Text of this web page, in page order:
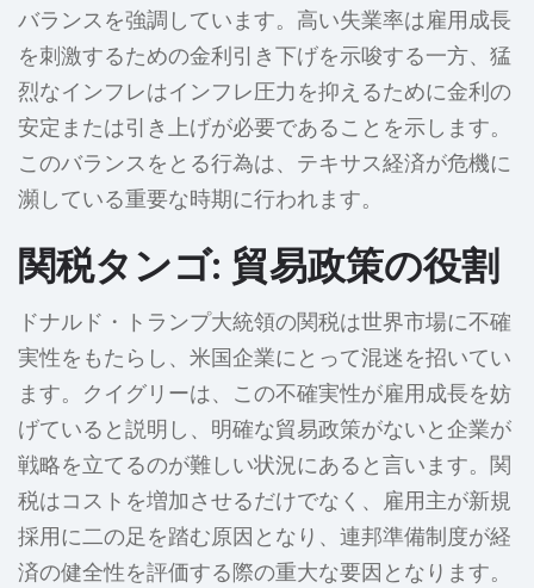
バランスを強調しています。高い失業率は雇用成長
を刺激するための金利引き下げを示唆する一方、猛
烈なインフレはインフレ圧力を抑えるために金利の
安定または引き上げが必要であることを示します。
このバランスをとる行為は、テキサス経済が危機に
瀕している重要な時期に行われます。
関税タンゴ: 貿易政策の役割
ドナルド・トランプ大統領の関税は世界市場に不確
実性をもたらし、米国企業にとって混迷を招いてい
ます。クイグリーは、この不確実性が雇用成長を妨
げていると説明し、明確な貿易政策がないと企業が
戦略を立てるのが難しい状況にあると言います。関
税はコストを増加させるだけでなく、雇用主が新規
採用に二の足を踏む原因となり、連邦準備制度が経
済の健全性を評価する際の重大な要因となります。